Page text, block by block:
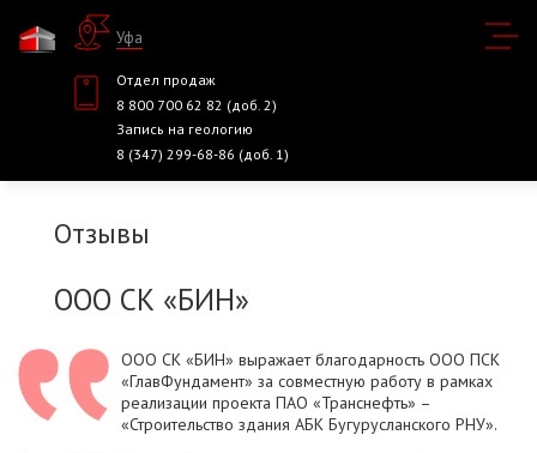
Уфа
Отдел продаж
8 800 700 62 82 (доб. 2)
Запись на геологию
8 (347) 299-68-86 (доб. 1)
Отзывы
ООО СК «БИН»
ООО СК «БИН» выражает благодарность ООО ПСК
«ГлавФундамент» за совместную работу в рамках
реализации проекта ПАО «Транснефть» –
«Строительство здания АБК Бугурусланского РНУ».